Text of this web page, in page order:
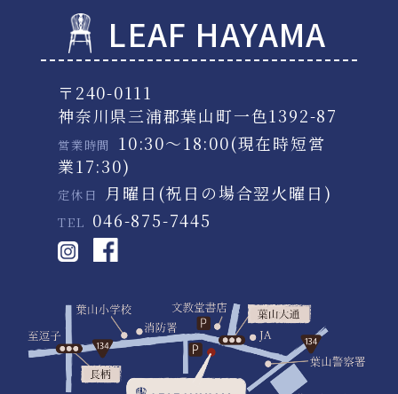
LEAF HAYAMA
〒240-0111
神奈川県三浦郡葉山町一色1392-87
営業時間
10:30～18:00(現在時短営
業17:30)
定休日 月曜日(祝日の場合翌火曜日)
TEL 046-875-7445